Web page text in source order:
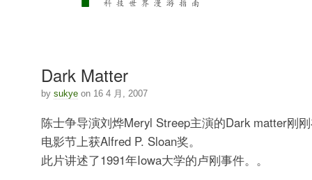
Dark Matter
by sukyeon 16 4 月, 2007
陈士争导演刘烨Meryl Streep主演的Dark matter刚
电影节上获Alfred P. Sloan奖。
此片讲述了1991年Iowa大学的卢刚事件。。